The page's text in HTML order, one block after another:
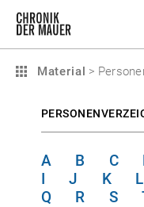
Material >
A B C
I
J K L
Q
R S